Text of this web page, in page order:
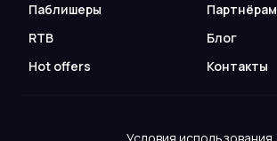
Паблишеры
Партнёрам
RTB
Блог
Hot offers
Контакты